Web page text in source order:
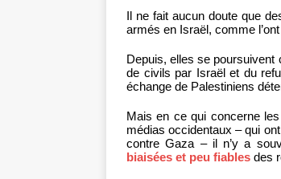
Il ne fait aucun doute que
armés en Israël, comme l’ont
Depuis, elles se
de civils par Israël et du
échange de Palestiniens
Mais en ce qui concerne
médias occidentaux – qui
contre Gaza – il n’y a
biaisées et peu fiables des